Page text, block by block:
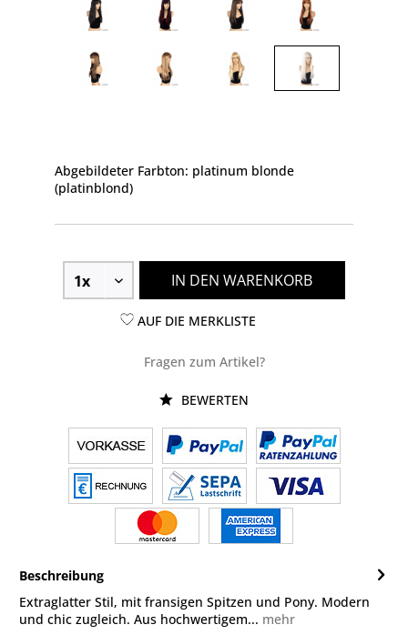
Abgebildeter Farbton: platinum blonde
(platinblond)
IN DEN WARENKORB
AUF DIE MERKLISTE
Fragen zum Artikel?
BEWERTEN
Beschreibung
Extraglatter Stil, mit fransigen Spitzen und Pony. Modern
und chic zugleich. Aus hochwertigem... mehr